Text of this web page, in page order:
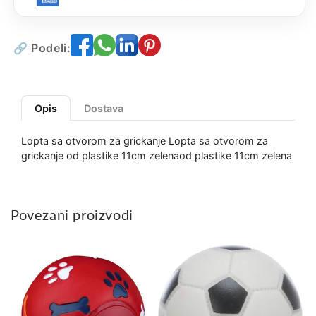
🔗 Podeli:
Opis Dostava
Lopta sa otvorom za grickanje Lopta sa otvorom za
grickanje od plastike 11cm zelenaod plastike 11cm zelena
Povezani proizvodi